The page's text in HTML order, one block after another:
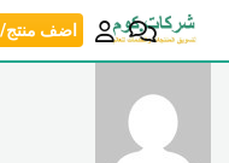
انتقل
اضف